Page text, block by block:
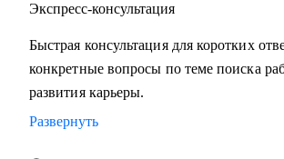
Экспресс-консультация
Быстрая консультация для коротких
конкретные вопросы по теме поиска
развития карьеры.
Развернуть